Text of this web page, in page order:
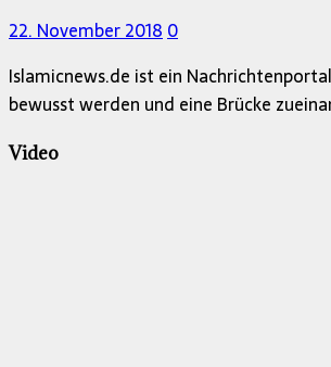
22. November 2018 0
Islamicnews.de ist ein
bewusst werden und eine Brücke
Video